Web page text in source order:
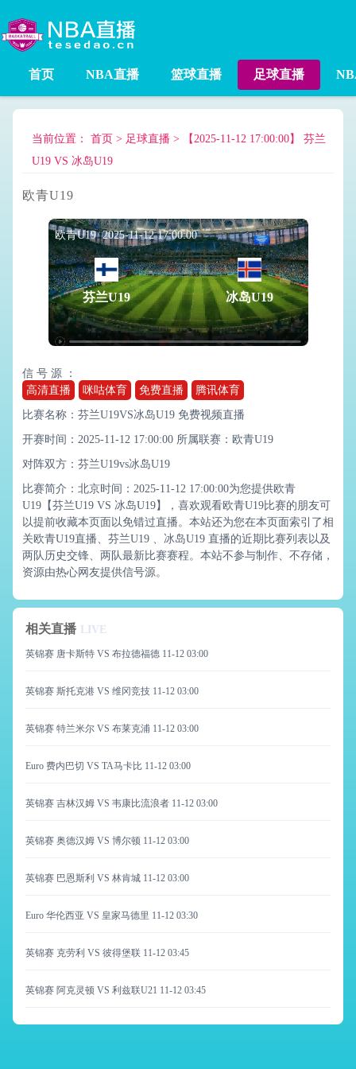
首页 NBA直播 篮球直播 足球直播
当前位置： 首页 > 足球直播 >
【2025-11-12 17:00:00】 芬兰
U19 VS 冰岛U19
欧青U19
欧青U19 2025-11-12 17:00:00
芬兰U19 冰岛U19
信 号 源 ：
高清直播
咪咕体育 免费直播 腾讯体育
比赛名称：芬兰U19VS冰岛U19 免费视频直播
开赛时间：2025-11-12 17:00:00 所属联赛： 欧青U19
对阵双方：芬兰U19vs冰岛U19
比赛简介：北京时间：2025-11-12 17:00:00为您提供欧青
U19【芬兰U19 VS 冰岛U19】，喜欢观看欧青U19比赛的朋友可
以提前收藏本页面以免错过直播。本站还为您在本页面索引了相
关欧青U19直播、芬兰U19 、冰岛U19 直播的近期比赛列表以及
两队历史交锋、两队最新比赛赛程。本站不参与制作、不存储，
资源由热心网友提供信号源。
相关直播 LIVE
英锦赛 唐卡斯特 VS 布拉德福德 11-12 03:00
英锦赛 斯托克港 VS 维冈竞技 11-12 03:00
英锦赛 特兰米尔 VS 布莱克浦 11-12 03:00
Euro 费内巴切 VS TA马卡比 11-12 03:00
英锦赛 吉林汉姆 VS 韦康比流浪者 11-12 03:00
英锦赛 奥德汉姆 VS 博尔顿 11-12 03:00
英锦赛 巴恩斯利 VS 林肯城 11-12 03:00
Euro 华伦西亚 VS 皇家马德里 11-12 03:30
英锦赛 克劳利 VS 彼得堡联 11-12 03:45
英锦赛 阿克灵顿 VS 利兹联U21 11-12 03:45